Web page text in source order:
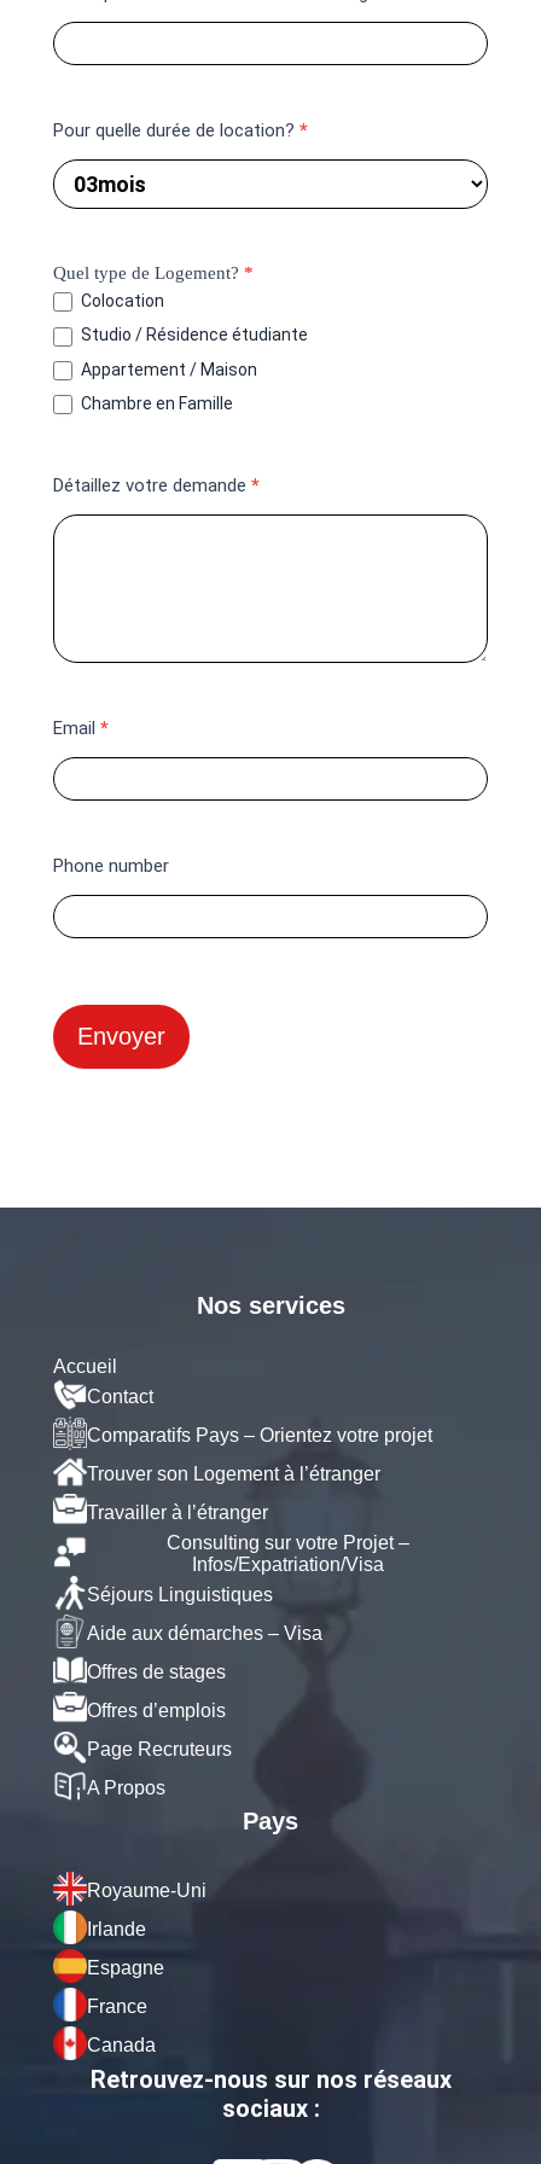
Que vous soyez seul, deux ami-es, un couple
occupons de toutes les recherches jusqu’à
compte de vos préférences et de votre
budget.
Pour quelle durée de location? *
Quel type de Logement? *
Colocation
Studio / Résidence étudiante
Appartement / Maison
Chambre en Famille
Détaillez votre demande *
Email *
Phone number
Envoyer
Nos services
Accueil
Contact
Comparatifs Pays – Orientez votre projet
Trouver son Logement à l’étranger
Travailler à l’étranger
Consulting sur votre Projet –
Infos/Expatriation/Visa
Séjours Linguistiques
Aide aux démarches – Visa
Offres de stages
Offres d’emplois
Page Recruteurs
A Propos
Pays
Royaume-Uni
Irlande
Espagne
France
Canada
Retrouvez-nous sur nos réseaux
sociaux :